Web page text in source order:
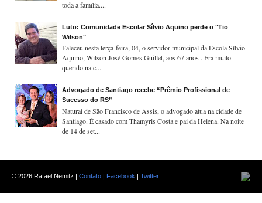
toda a família....
Luto: Comunidade Escolar Sílvio Aquino perde o "Tio
Wilson"
Faleceu nesta terça-feira, 04, o servidor municipal da Escola Sílvio
Aquino, Wilson José Gomes Guillet, aos 67 anos . Era muito
querido na c...
Advogado de Santiago recebe “Prêmio Profissional de
Sucesso do RS”
Natural de São Francisco de Assis, o advogado atua na cidade de
Santiago. É casado com Thamyris Costa e pai da Helena. Na noite
de 14 de set...
© 2026 Rafael Nemitz | Contato | Facebook | Twitter